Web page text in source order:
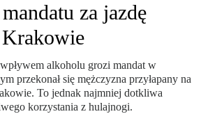
za jazdę
alkoholu grozi mandat w
przekonał się mężczyzna przyłapany na
To jednak najmniej dotkliwa
korzystania z hulajnogi.